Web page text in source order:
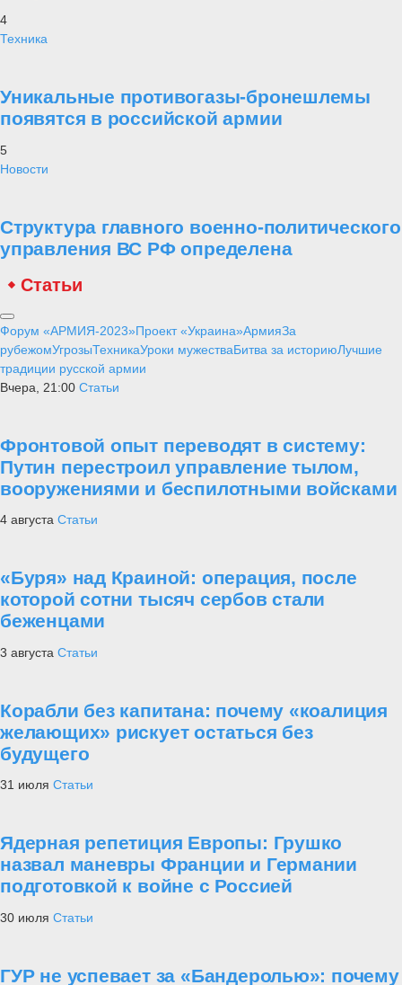
4
Техника
Уникальные противогазы-бронешлемы
появятся в российской армии
5
Новости
Структура главного военно-политического
управления ВС РФ определена
Статьи
Форум «АРМИЯ-2023»Проект «Украина»АрмияЗа
рубежомУгрозыТехникаУроки мужестваБитва за историюЛучшие
традиции русской армии
Вчера, 21:00 Статьи
Фронтовой опыт переводят в систему:
Путин перестроил управление тылом,
вооружениями и беспилотными войсками
4 августа Статьи
«Буря» над Краиной: операция, после
которой сотни тысяч сербов стали
беженцами
3 августа Статьи
Корабли без капитана: почему «коалиция
желающих» рискует остаться без
будущего
31 июля Статьи
Ядерная репетиция Европы: Грушко
назвал маневры Франции и Германии
подготовкой к войне с Россией
30 июля Статьи
ГУР не успевает за «Бандеролью»: почему